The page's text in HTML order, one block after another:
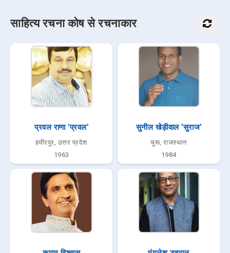
साहित्य रचना कोष से रचनाकार
प्रवल राणा 'प्रवल'
हमीरपुर, उत्तर प्रदेश
1963
सुनील खेड़ीवाल 'सुराज'
चूरू, राजस्थान
1984